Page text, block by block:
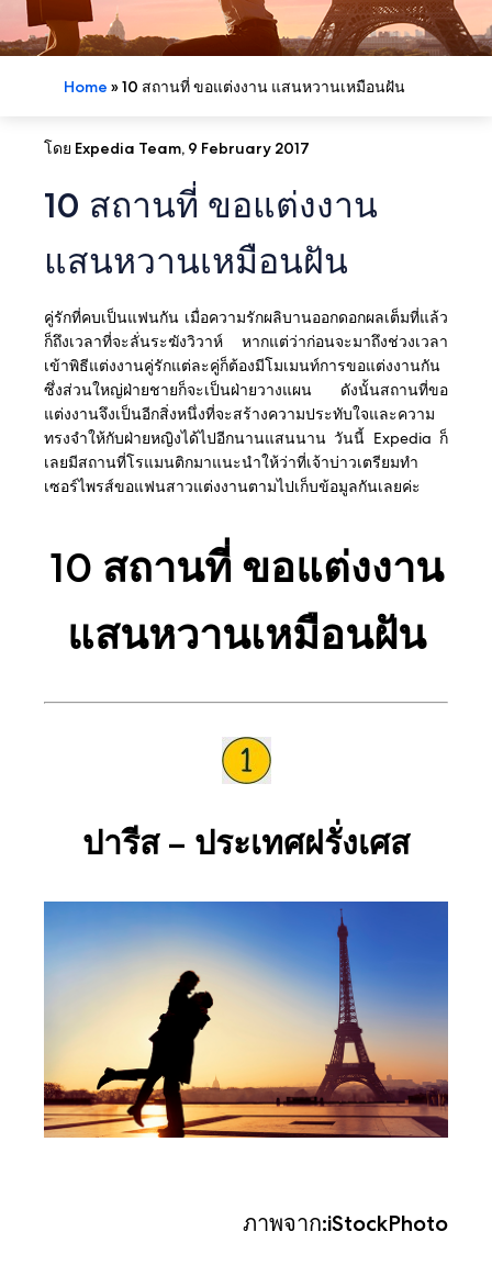
Home »10 สถานที่ ขอแต่งงาน แสนหวานเหมือนฝัน
โดย Expedia Team, 9 February 2017
10 สถานที่ ขอแต่งงาน
แสนหวานเหมือนฝัน
คู่รักที่คบเป็นแฟนกัน เมื่อความรักผลิบานออกดอกผลเต็มที่แล้ว
ก็ถึงเวลาที่จะลั่นระฆังวิวาห์ หากแต่ว่าก่อนจะมาถึงช่วงเวลา
เข้าพิธีแต่งงานคู่รักแต่ละคู่ก็ต้องมีโมเมนท์การขอแต่งงานกัน
ซึ่งส่วนใหญ่ฝ่ายชายก็จะเป็นฝ่ายวางแผน ดังนั้นสถานที่ขอ
แต่งงานจึงเป็นอีกสิ่งหนึ่งที่จะสร้างความประทับใจและความ
ทรงจำให้กับฝ่ายหญิงได้ไปอีกนานแสนนาน วันนี้ Expedia ก็
เลยมีสถานที่โรแมนติกมาแนะนำให้ว่าที่เจ้าบ่าวเตรียมทำ
เซอร์ไพรส์ขอแฟนสาวแต่งงานตามไปเก็บข้อมูลกันเลยค่ะ
10 สถานที่ ขอแต่งงาน
แสนหวานเหมือนฝัน
ปารีส – ประเทศฝรั่งเศส
ภาพจาก:iStockPhoto